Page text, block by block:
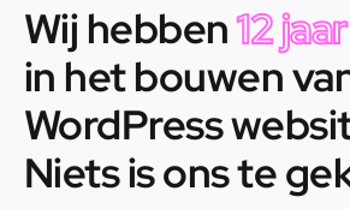
Wij hebben12 jaar
in het bouwen
WordPress
Niets is ons te